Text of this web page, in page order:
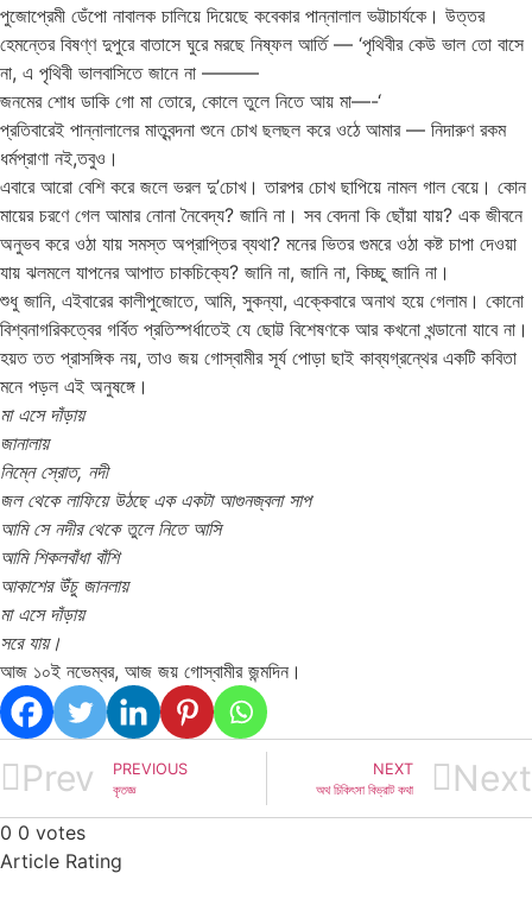
পুজোপ্রেমী ডেঁপো নাবালক চালিয়ে দিয়েছে কবেকার পান্নালাল ভট্টাচার্যকে। উত্তর
হেমন্তের বিষণ্ণ দুপুরে বাতাসে ঘুরে মরছে নিষ্ফল আর্তি — ‘পৃথিবীর কেউ ভাল তো বাসে
না, এ পৃথিবী ভালবাসিতে জানে না ———
জনমের শোধ ডাকি গো মা তোরে, কোলে তুলে নিতে আয় মা—-‘
প্রতিবারেই পান্নালালের মাতৃবন্দনা শুনে চোখ ছলছল করে ওঠে আমার — নিদারুণ রকম
ধর্মপ্রাণা নই,তবুও।
এবারে আরো বেশি করে জলে ভরল দু’চোখ। তারপর চোখ ছাপিয়ে নামল গাল বেয়ে। কোন
মায়ের চরণে গেল আমার নোনা নৈবেদ্য? জানি না। সব বেদনা কি ছোঁয়া যায়? এক জীবনে
অনুভব করে ওঠা যায় সমস্ত অপ্রাপ্তির ব্যথা? মনের ভিতর গুমরে ওঠা কষ্ট চাপা দেওয়া
যায় ঝলমলে যাপনের আপাত চাকচিক্যে? জানি না, জানি না, কিচ্ছু জানি না।
শুধু জানি, এইবারের কালীপুজোতে, আমি, সুকন্যা, এক্কেবারে অনাথ হয়ে গেলাম। কোনো
বিশ্বনাগরিকত্বের গর্বিত প্রতিস্পর্ধাতেই যে ছোট্ট বিশেষণকে আর কখনো খন্ডানো যাবে না।
হয়ত তত প্রাসঙ্গিক নয়, তাও জয় গোস্বামীর সূর্য পোড়া ছাই কাব্যগ্রন্থের একটি কবিতা
মনে পড়ল এই অনুষঙ্গে।
মা এসে দাঁড়ায়
জানালায়
নিম্নে স্রোত, নদী
জল থেকে লাফিয়ে উঠছে এক একটা আগুনজ্বলা সাপ
আমি সে নদীর থেকে তুলে নিতে আসি
আমি শিকলবাঁধা বাঁশি
আকাশের উঁচু জানলায়
মা এসে দাঁড়ায়
সরে যায়।
আজ ১০ই নভেম্বর, আজ জয় গোস্বামীর জন্মদিন।
Prev PREVIOUS
কৃতজ্ঞ
NEXT
অথ চিকিৎসা বিভ্রাট কথা Next
0 0 votes
Article Rating